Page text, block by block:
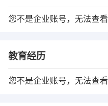
您不是企业账号，无法查看
教育经历
您不是企业账号，无法查看